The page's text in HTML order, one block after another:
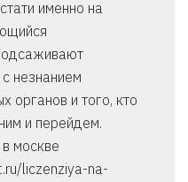
именно на
незнанием
органов и того, кто
и перейдем.
москве
liczenziya-na-